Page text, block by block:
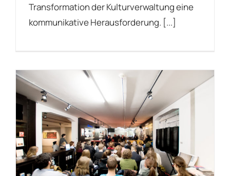
Transformation der Kulturverwaltung eine
kommunikative Herausforderung. [...]